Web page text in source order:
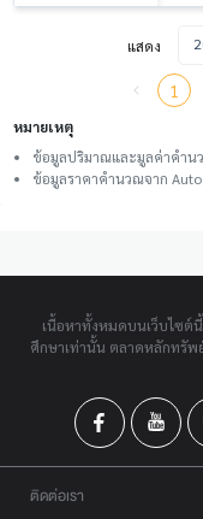
แสดง
1
หมายเหตุ
ข้อมูลปริมาณและมูลค่าคำน
ข้อมูลราคาคำนวณจาก
เนื้อหาทั้งหมดบนเว็บไซต์
ศึกษาเท่านั้น ตลาดหลักทรัพ
ติดต่อเรา